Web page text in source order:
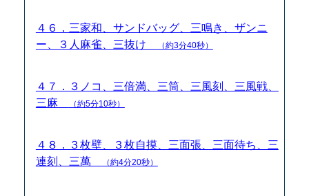
４６．三家和、サンドバッグ、三鳴き、ザンニ
ー、３人麻雀、三抜け
（約3分40秒）
４７．３ノコ、三倍満、三筒、三風刻、三風戦、
三麻
（約5分10秒）
４８．３枚壁、３枚自摸、三面張、三面待ち、三
連刻、三萬
（約4分20秒）